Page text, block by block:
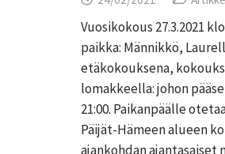
Vuosikokous 27.3.2021
paikka: Männikkö,
etäkokouksena,
lomakkeella: johon
21:00. Paikanpäälle
Päijät-Hämeen alueen
ajankohdan